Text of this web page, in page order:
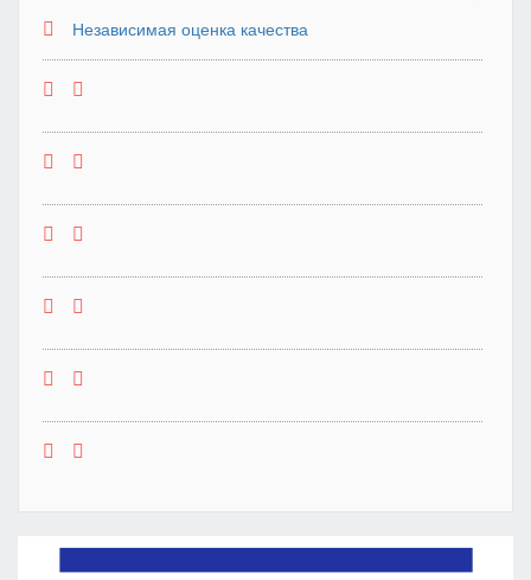
Независимая оценка качества